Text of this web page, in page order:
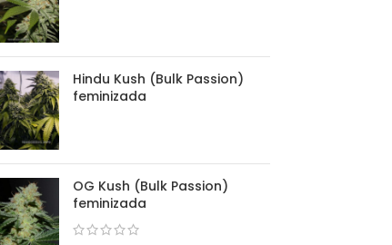
Hindu Kush (Bulk Passion)
feminizada
OG Kush (Bulk Passion)
feminizada